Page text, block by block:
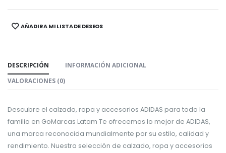
SHARE:AÑADIR A MI LISTA DE DESEOS
DESCRIPCIÓN
INFORMACIÓN ADICIONAL
VALORACIONES (0)
Descubre el calzado, ropa y accesorios ADIDAS para toda la
familia en GoMarcas Latam Te ofrecemos lo mejor de ADIDAS,
una marca reconocida mundialmente por su estilo, calidad y
rendimiento. Nuestra selección de calzado, ropa y accesorios